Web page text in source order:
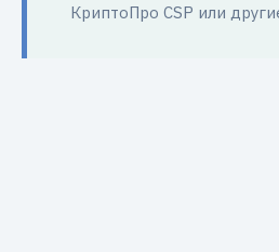
КриптоПро CSP или